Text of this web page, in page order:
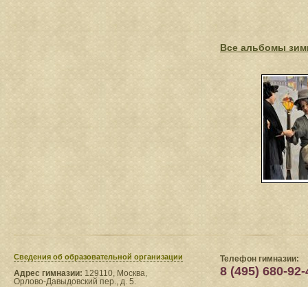
Все альбомы
Сведения​ об образовательной организации
Адрес гимназии: 129110, Москва,
Орлово-Давыдовский пер., д. 5.
Телефон гимназии:
8 (495) 680-92-